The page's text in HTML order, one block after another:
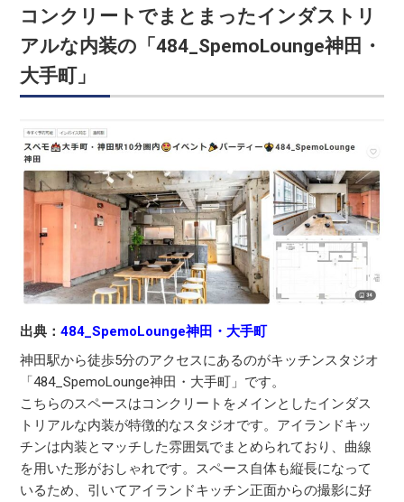
コンクリートでまとまったインダストリ
アルな内装の「484_SpemoLounge神田・
大手町」
出典：484_SpemoLounge神田・大手町
神田駅から徒歩5分のアクセスにあるのがキッチンスタジオ
「484_SpemoLounge神田・大手町」です。
こちらのスペースはコンクリートをメインとしたインダス
トリアルな内装が特徴的なスタジオです。アイランドキッ
チンは内装とマッチした雰囲気でまとめられており、曲線
を用いた形がおしゃれです。スペース自体も縦長になって
いるため、引いてアイランドキッチン正面からの撮影に好